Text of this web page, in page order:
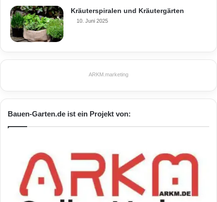
Kräuterspiralen und Kräutergärten
10. Juni 2025
ARKM.marketing
Bauen-Garten.de ist ein Projekt von: